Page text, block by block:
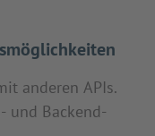
anderen APIs.
und Backend-